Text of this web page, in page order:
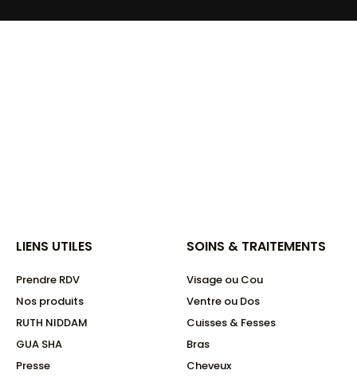
LIENS UTILES
Prendre RDV
Nos produits
RUTH NIDDAM
GUA SHA
Presse
SOINS & TRAITEMENTS
Visage ou Cou
Ventre ou Dos
Cuisses & Fesses
Bras
Cheveux